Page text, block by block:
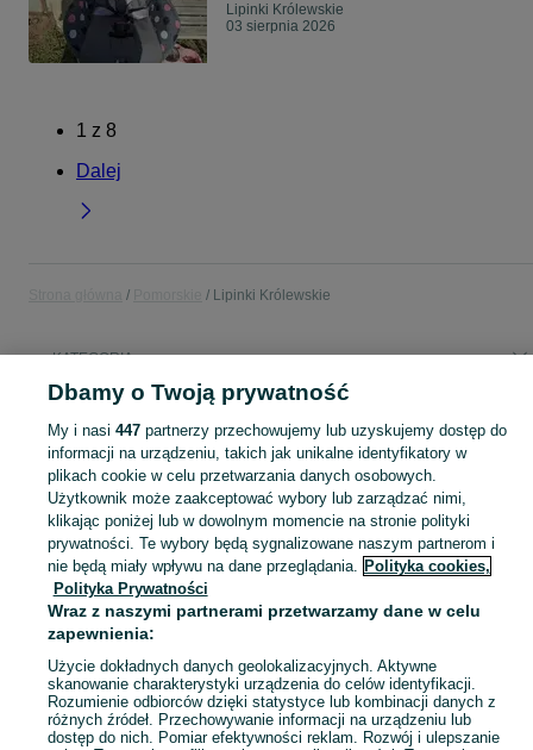
Lipinki Królewskie
03 sierpnia 2026
1 z 8
Dalej
Lipinki Królewskie
KATEGORIA
pellet
Zobacz
Mapa kategorii
Mapa miejscowości
Mapa ministron
Popularne wyszukiwania
Dbamy o Twoją prywatność
My i nasi 447partnerzy przechowujemy lub uzyskujemy dostęp do
informacji na urządzeniu, takich jak unikalne identyfikatory w
plikach cookie w celu przetwarzania danych osobowych.
Użytkownik może zaakceptować wybory lub zarządzać nimi,
klikając poniżej lub w dowolnym momencie na stronie polityki
prywatności. Te wybory będą sygnalizowane naszym partnerom i
nie będą miały wpływu na dane przeglądania. Polityka cookies,
Polityka Prywatności
Wraz z naszymi partnerami przetwarzamy dane w celu
zapewnienia:
Użycie dokładnych danych geolokalizacyjnych. Aktywne
skanowanie charakterystyki urządzenia do celów identyfikacji.
Rozumienie odbiorców dzięki statystyce lub kombinacji danych z
różnych źródeł. Przechowywanie informacji na urządzeniu lub
dostęp do nich. Pomiar efektywności reklam. Rozwój i ulepszanie